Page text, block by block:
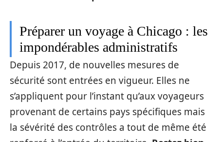
Préparer un voyage à Chicago : les
impondérables administratifs
Depuis 2017, de nouvelles mesures de
sécurité sont entrées en vigueur. Elles ne
s’appliquent pour l’instant qu’aux voyageurs
provenant de certains pays spécifiques mais
la sévérité des contrôles a tout de même été